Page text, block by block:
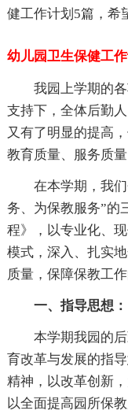
健工作计划5篇，希
幼儿园卫生保健工
我园上学期的
支持下，全体后勤
又有了明显的提高
教育质量、服务质
在本学期，我
务、为保教服务”的
程》，以专业化、
模式，深入、扎实
质量，保障保教工作
一、指导思想：
本学期我园的
育改革与发展的指
精神，以改革创新
以全面提高园所保